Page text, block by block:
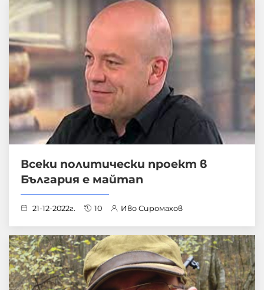
Всеки политически проект в
България е майтап
21-12-2022г. 10 Иво Сиромахов